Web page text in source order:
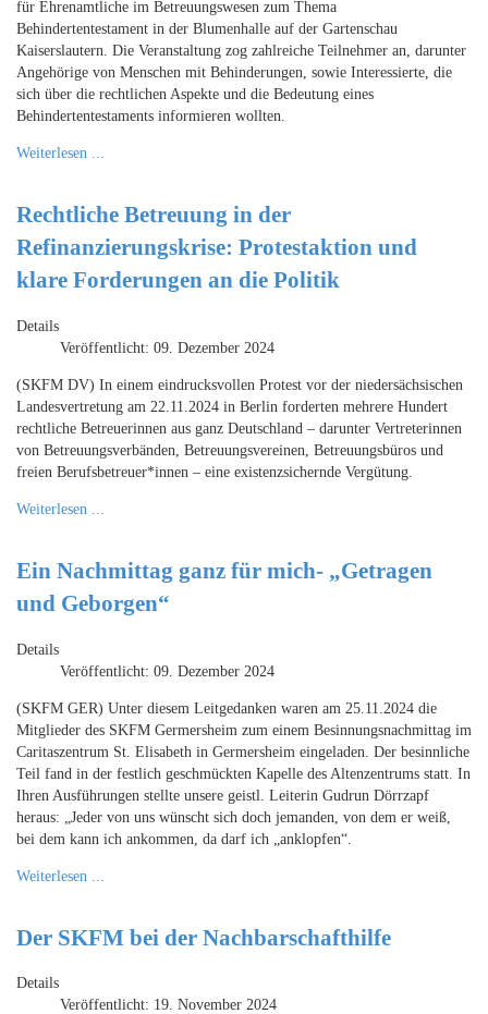
für Ehrenamtliche im Betreuungswesen zum Thema
Behindertentestament in der Blumenhalle auf der Gartenschau
Kaiserslautern. Die Veranstaltung zog zahlreiche Teilnehmer an, darunter
Angehörige von Menschen mit Behinderungen, sowie Interessierte, die
sich über die rechtlichen Aspekte und die Bedeutung eines
Behindertentestaments informieren wollten.
Weiterlesen ...
Rechtliche Betreuung in der
Refinanzierungskrise: Protestaktion und
klare Forderungen an die Politik
Details
Veröffentlicht: 09. Dezember 2024
(SKFM DV) In einem eindrucksvollen Protest vor der niedersächsischen
Landesvertretung am 22.11.2024 in Berlin forderten mehrere Hundert
rechtliche Betreuerinnen aus ganz Deutschland – darunter Vertreterinnen
von Betreuungsverbänden, Betreuungsvereinen, Betreuungsbüros und
freien Berufsbetreuer*innen – eine existenzsichernde Vergütung.
Weiterlesen ...
Ein Nachmittag ganz für mich- „Getragen
und Geborgen“
Details
Veröffentlicht: 09. Dezember 2024
(SKFM GER) Unter diesem Leitgedanken waren am 25.11.2024 die
Mitglieder des SKFM Germersheim zum einem Besinnungsnachmittag im
Caritaszentrum St. Elisabeth in Germersheim eingeladen. Der besinnliche
Teil fand in der festlich geschmückten Kapelle des Altenzentrums statt. In
Ihren Ausführungen stellte unsere geistl. Leiterin Gudrun Dörrzapf
heraus: „Jeder von uns wünscht sich doch jemanden, von dem er weiß,
bei dem kann ich ankommen, da darf ich „anklopfen“.
Weiterlesen ...
Der SKFM bei der Nachbarschafthilfe
Details
Veröffentlicht: 19. November 2024